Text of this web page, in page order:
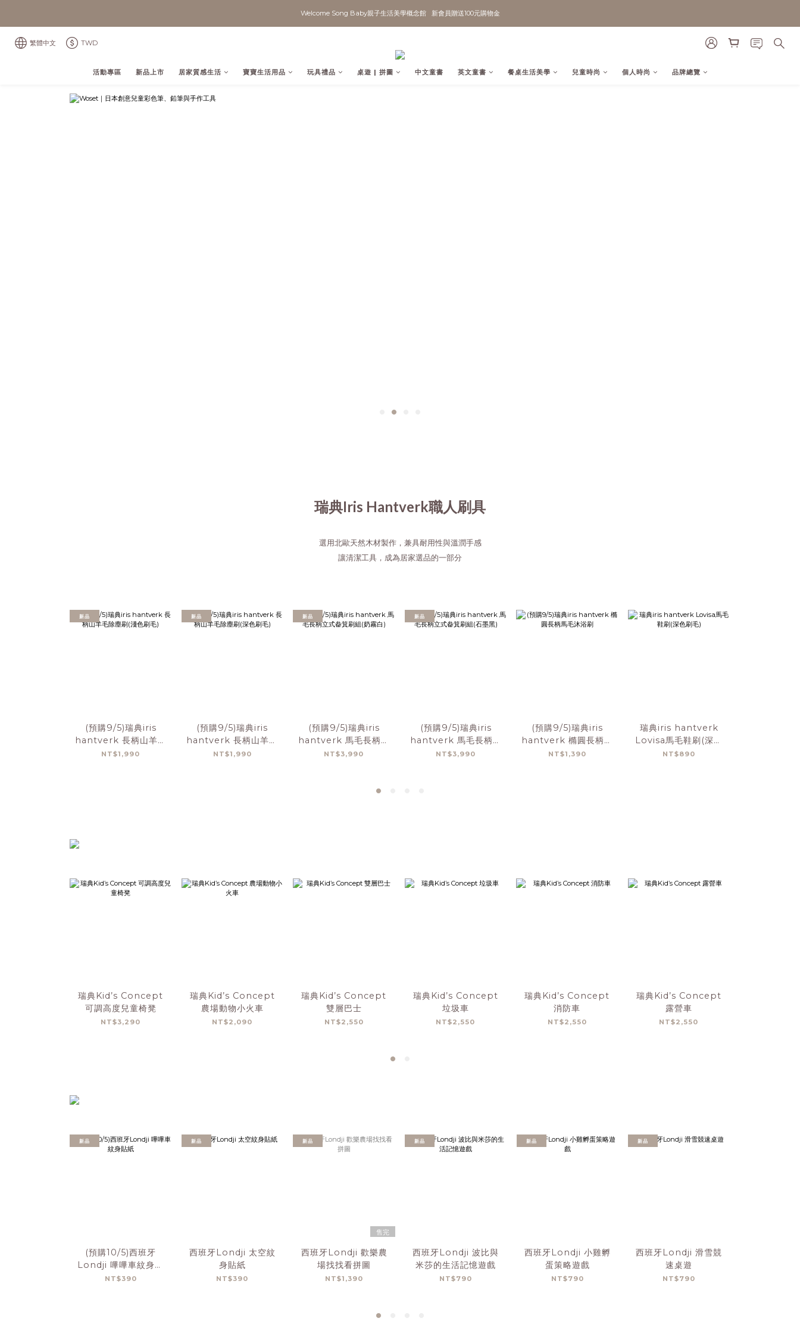
Welcome Song Baby親子生活美學概念館   新會員贈送100元購物金
繁體中文 TWD
活動專區 新品上市 居家質感生活 寶寶生活用品 玩具禮品 桌遊 | 拼圖 中文童書 英文童書 餐桌生活美學 兒童時尚 個人時尚 品牌總覽
瑞典Iris Hantverk職人刷具
選用北歐天然木材製作，兼具耐用性與溫潤手感
讓清潔工具，成為居家選品的一部分
新品
(預購9/5)瑞典iris
hantverk 長柄山羊毛
除塵刷(淺色刷毛)
NT$1,990
新品
(預購9/5)瑞典iris
hantverk 長柄山羊毛
除塵刷(深色刷毛)
NT$1,990
新品
(預購9/5)瑞典iris
hantverk 馬毛長柄立
式畚箕刷組(奶霧白)
NT$3,990
新品
(預購9/5)瑞典iris
hantverk 馬毛長柄立
式畚箕刷組(石墨黑)
NT$3,990
(預購9/5)瑞典iris
hantverk 橢圓長柄馬
毛沐浴刷
NT$1,390
瑞典iris hantverk
Lovisa馬毛鞋刷(深色
刷毛)
NT$890
瑞典Kid’s Concept
可調高度兒童椅凳
NT$3,290
瑞典Kid’s Concept
農場動物小火車
NT$2,090
瑞典Kid’s Concept
雙層巴士
NT$2,550
瑞典Kid’s Concept
垃圾車
NT$2,550
瑞典Kid’s Concept
消防車
NT$2,550
瑞典Kid’s Concept
露營車
NT$2,550
新品
(預購10/5)西班牙
Londji 嗶嗶車紋身貼
紙
NT$390
新品
西班牙Londji 太空紋
身貼紙
NT$390
新品
售完
西班牙Londji 歡樂農
場找找看拼圖
NT$1,390
新品
西班牙Londji 波比與
米莎的生活記憶遊戲
NT$790
新品
西班牙Londji 小雞孵
蛋策略遊戲
NT$790
新品
西班牙Londji 滑雪競
速桌遊
NT$790